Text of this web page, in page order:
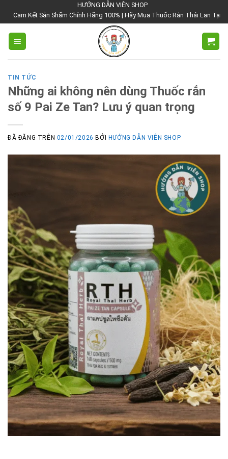
đến
nội
dung
HƯỚNG DẪN VIÊN SHOP
Sản Shẩm Chính Hãng 100% | Hãy Mua Thuốc Rắn Thái Lan Tại Hướng Dẫn
TIN TỨC
Những ai không nên dùng Thuốc rắn
số 9 Pai Ze Tan? Lưu ý quan trọng
ĐÃ ĐĂNG TRÊN 02/01/2026 BỞI HƯỚNG DẪN VIÊN SHOP